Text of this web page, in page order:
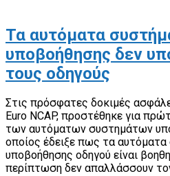
Τα αυτόματα
υποβοήθησης δεν
τους οδηγούς
Στις πρόσφατες δοκιμές
Euro NCAP, προστέθηκε για
των αυτόματων συστημάτων
οποίος έδειξε πως τα
υποβοήθησης οδηγού είναι
περίπτωση δεν απαλλάσσουν